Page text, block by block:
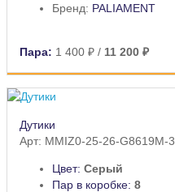
Бренд: PALIAMENT
Пара: 1 400 ₽ / 11 200 ₽
Дутики
Арт: MMIZ0-25-26-G8619M-3
Цвет: Серый
Пар в коробке: 8